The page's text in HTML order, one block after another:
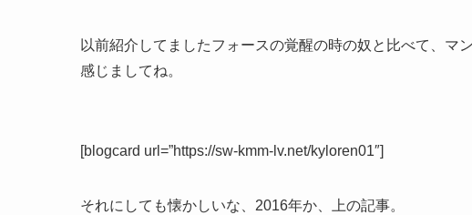
以前紹介してましたフォースの覚醒の時の奴と比べて、マ
感じましてね。
[blogcard url=”https://sw-kmm-lv.net/kyloren01″]
それにしても懐かしいな、2016年か、上の記事。